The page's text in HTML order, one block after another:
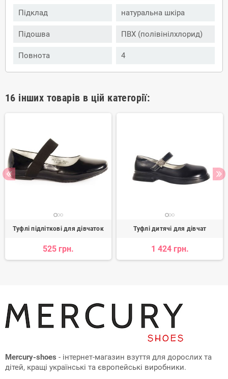
Підклад натуральна шкіра
Підошва ПВХ (полівінілхлорид)
Повнота 4
16 інших товарів в цій категорії:
Туфлі підліткові для дівчаток
525 грн.
Туфлі дитячі для дівчат
1 424 грн.
Mercury-shoes - інтернет-магазин взуття для дорослих та
дітей, кращі українські та європейські виробники.